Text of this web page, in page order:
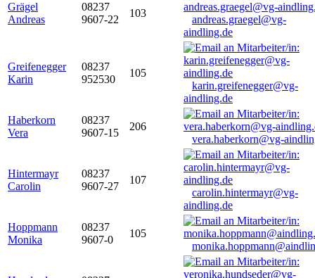
Grägel
Andreas
08237
9607-22
103
andreas.graegel@vg-
aindling.de
Greifenegger
Karin
08237
952530
105
karin.greifenegger@vg-
aindling.de
Haberkorn
Vera
08237
9607-15
206
vera.haberkorn@vg-
Hintermayr
Carolin
08237
9607-27
107
carolin.hintermayr@vg-
aindling.de
Hoppmann
Monika
08237
9607-0
105